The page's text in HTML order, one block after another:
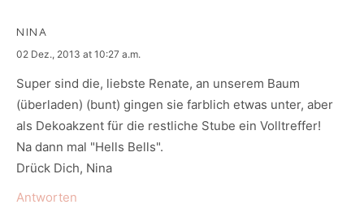
NINA
says:
02 Dez., 2013 at 10:27 a.m.
Super sind die, liebste Renate, an unserem Baum
(überladen) (bunt) gingen sie farblich etwas unter, aber
als Dekoakzent für die restliche Stube ein Volltreffer!
Na dann mal "Hells Bells".
Drück Dich, Nina
Antworten